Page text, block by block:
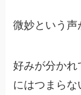
微妙という声
好みが分かれ
にはつまらな